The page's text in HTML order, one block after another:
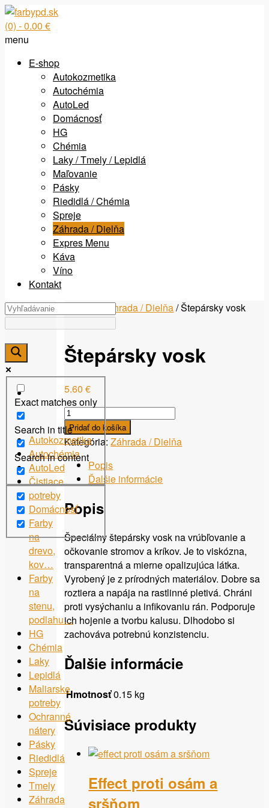
(0) - 0.00 €
menu
E-shop
Autokozmetika
Autochémia
AutoLed
Domácnosť
HG
Chémia
Laky / Tmely / Lepidlá
Maľovanie
Pásky
Riedidlá / Chémia
Spreje
Záhrada / Dielňa
Expres Menu
Káva
Víno
Kontakt
Domov/Záhrada / Dielňa/ Štepársky vosk
Štepársky vosk
5.60€
množstvo
Štepársky
vosk
Pridať do košíka
Kategória:Záhrada / Dielňa
Popis
Ďalšie informácie
Popis
Špeciálny štepársky vosk na vrúbľovanie a
očkovanie stromov a kríkov. Je to viskózna,
transparentná a mierne opalizujúca látka.
Vyrobený je z prírodných materiálov. Dobre sa
roztiera a napája na rastlinné pletivá. Chráni
proti vysýchaniu a infikovaniu rán. Podporuje
ich hojenie a tvorbu kalusu. Dlhodobo si
zachováva potrebnú konzistenciu.
Ďalšie informácie
Hmotnosť0.15 kg
Súvisiace produkty
Effect proti osám a
sršňom
Exact matches only
Search in title
Search in content
Autokozmetika
Autochémia
AutoLed
Čistiace
potreby
Domácnosť
Farby
na
drevo,
kov…
Farby
na
stenu,
podlahu…
HG
Chémia
Laky
Lepidlá
Maliarske
potreby
Ochranné
nátery
Pásky
Riedidlá
Spreje
Tmely
Záhrada